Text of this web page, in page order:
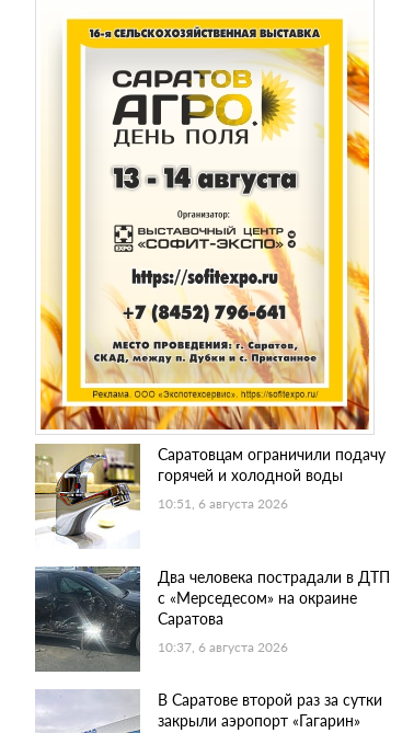
Саратовцам ограничили подачу
горячей и холодной воды
10:51, 6 августа 2026
Два человека пострадали в ДТП
с «Мерседесом» на окраине
Саратова
10:37, 6 августа 2026
В Саратове второй раз за сутки
закрыли аэропорт «Гагарин»